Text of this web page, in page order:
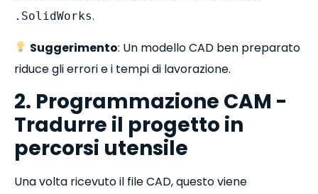
.SolidWorks.
Suggerimento: Un modello CAD ben preparato
riduce gli errori e i tempi di lavorazione.
2. Programmazione CAM -
Tradurre il progetto in
percorsi utensile
Una volta ricevuto il file CAD, questo viene